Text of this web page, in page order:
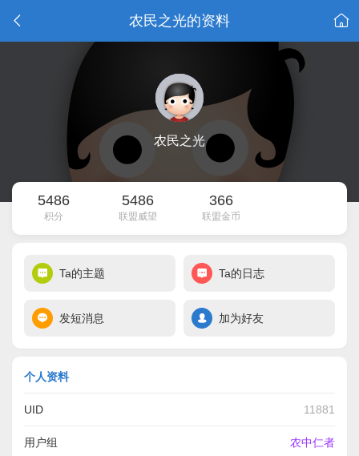
农民之光的资料
农民之光
5486
积分
5486
联盟威望
366
联盟金币
Ta的主题 Ta的日志
发短消息 加为好友
个人资料
UID 11881
用户组 农中仁者